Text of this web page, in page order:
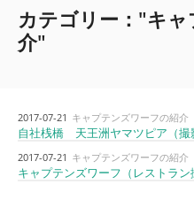
カテゴリー："キ
介"
2017-07-21 キャプテンズワーフの紹介
自社桟橋 天王洲ヤマツピア（撮
2017-07-21 キャプテンズワーフの紹介
キャプテンズワーフ（レストラン